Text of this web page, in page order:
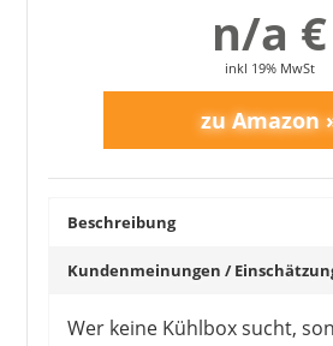
Kratzer schnell sichtbar
n/a €
inkl 19% MwSt
Beschreibung
Kundenmeinungen /
Wer keine Kühlbox sucht,